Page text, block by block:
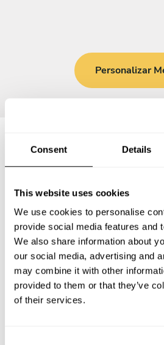
Consent Details
This website uses cookies
We use cookies to personalise
provide social media features and
We also share information about
our social media, advertising and
may combine it with other
provided to them or that they’ve
of their services.
Personalizar
Preguntas
Estas son las preguntas más
Domicilio en Benito
¿Qué incluye un servicio de Chef a
Juarez?